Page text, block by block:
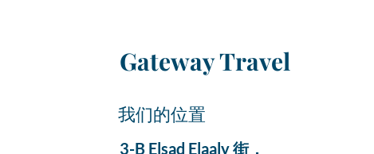
Gateway Travel
我们的位置
3-B Elsad Elaaly 街，